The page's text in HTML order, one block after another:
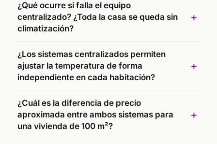
¿Qué ocurre si falla el equipo
centralizado? ¿Toda la casa se queda sin
climatización?
¿Los sistemas centralizados permiten
ajustar la temperatura de forma
independiente en cada habitación?
¿Cuál es la diferencia de precio
aproximada entre ambos sistemas para
una vivienda de 100 m²?